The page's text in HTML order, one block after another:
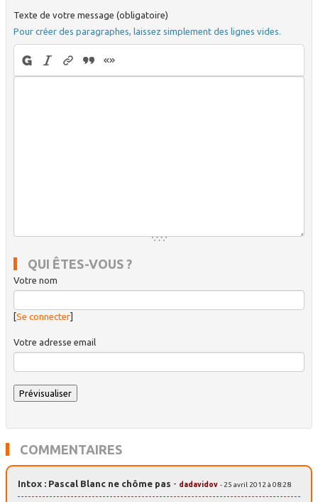
Texte de votre message (obligatoire)
Pour créer des paragraphes, laissez simplement des lignes vides.
QUI ÊTES-VOUS ?
Votre nom
Se connecter]
Votre adresse email
COMMENTAIRES
Intox : Pascal Blanc ne chôme pas - dadavidov - 25 avril 2012 à 08:28